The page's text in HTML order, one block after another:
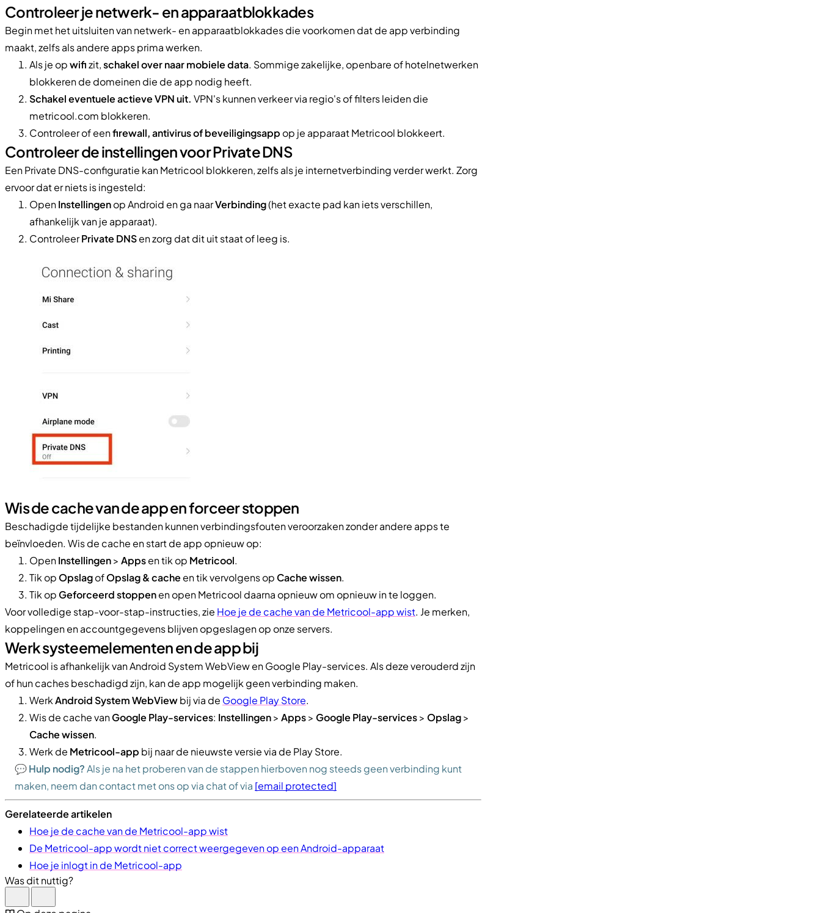
Controleer je netwerk- en apparaatblokkades
Begin met het uitsluiten van netwerk- en apparaatblokkades die voorkomen dat de app verbinding
maakt, zelfs als andere apps prima werken.
Als je opwifizit,schakel over naar mobiele data. Sommige zakelijke, openbare of hotelnetwerken
blokkeren de domeinen die de app nodig heeft.
Schakel eventuele actieve VPN uit. VPN's kunnen verkeer via regio's of filters leiden die
metricool.com blokkeren.
Controleer of eenfirewall, antivirus of beveiligingsapp op je apparaat Metricool blokkeert.
Controleer de instellingen voor Private DNS
Een Private DNS-configuratie kan Metricool blokkeren, zelfs als je internetverbinding verder werkt. Zorg
ervoor dat er niets is ingesteld:
OpenInstellingenop Android en ga naarVerbinding(het exacte pad kan iets verschillen,
afhankelijk van je apparaat).
ControleerPrivate DNSen zorg dat dit uit staat of leeg is.
Wis de cache van de app en forceer stoppen
Beschadigde tijdelijke bestanden kunnen verbindingsfouten veroorzaken zonder andere apps te
beïnvloeden. Wis de cache en start de app opnieuw op:
OpenInstellingen> Appsen tik op Metricool.
Tik op OpslagofOpslag & cacheen tik vervolgens op Cache wissen.
Tik op Geforceerd stoppenen open Metricool daarna opnieuw om opnieuw in te loggen.
Voor volledige stap-voor-stap-instructies, zie Hoe je de cache van de Metricool-app wist. Je merken,
koppelingen en accountgegevens blijven opgeslagen op onze servers.
Werk systeemelementen en de app bij
Metricool is afhankelijk van Android System WebView en Google Play-services. Als deze verouderd zijn
of hun caches beschadigd zijn, kan de app mogelijk geen verbinding maken.
WerkAndroid System WebViewbij via de Google Play Store.
Wis de cache vanGoogle Play-services: Instellingen> Apps> Google Play-services> Opslag>
Cache wissen.
Werk de Metricool-app bij naar de nieuwste versie via de Play Store.
💬​Hulp nodig?Als je na het proberen van de stappen hierboven nog steeds geen verbinding kunt
maken, neem dan contact met ons op via chat of via [email protected]
Gerelateerde artikelen
Hoe je de cache van de Metricool-app wist
De Metricool-app wordt niet correct weergegeven op een Android-apparaat
Hoe je inlogt in de Metricool-app
Was dit nuttig?